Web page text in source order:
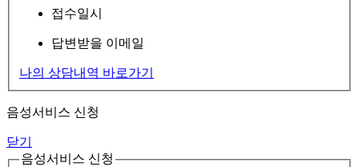
접수일시
답변받을 이메일
나의 상담내역 바로가기
음성서비스 신청
닫기
음성서비스 신청